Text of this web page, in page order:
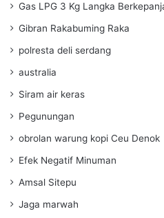
Gas LPG 3 Kg Langka
Gibran Rakabuming Raka
polresta deli serdang
australia
Siram air keras
Pegunungan
obrolan warung kopi Ceu Denok
Efek Negatif Minuman
Amsal Sitepu
Jaga marwah